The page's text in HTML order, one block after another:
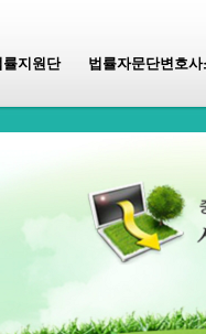
지원단 법률자문단변호사